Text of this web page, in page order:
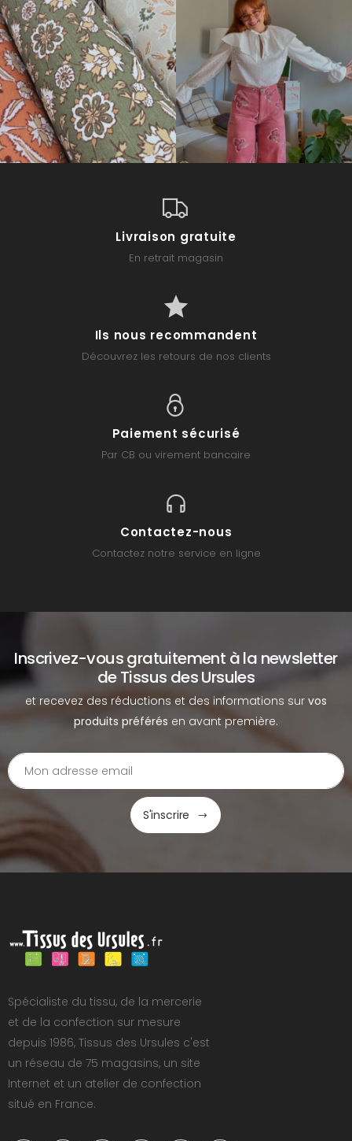
Livraison gratuite
En retrait magasin
Ils nous recommandent
Découvrez les retours de nos clients
Paiement sécurisé
Par CB ou virement bancaire
Contactez-nous
Contactez notre service en ligne
Inscrivez-vous gratuitement à la newsletter
de Tissus des Ursules
et recevez des réductions et des informations sur vos
produits préférés en avant première.
S'inscrire
Spécialiste du tissu, de la mercerie
et de la confection sur mesure
depuis 1986, Tissus des Ursules c'est
un réseau de 75 magasins, un site
Internet et un atelier de confection
situé en France.